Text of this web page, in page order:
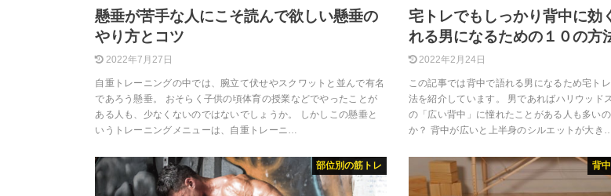
懸垂が苦手な人にこそ読んで欲しい懸垂の
やり方とコツ
2022年7月27日
自重トレーニングの中では、腕立て伏せやスクワットと並んで有名
であろう懸垂。 おそらく子供の頃体育の授業などでやったことが
ある人も、少なくないのではないでしょうか。 しかしこの懸垂と
いうトレーニングメニューは、自重トレーニ…
宅トレでもしっかり背中に効
れる男になるための１０の方
2022年2月24日
この記事では背中で語れる男になるため宅ト
法を紹介しています。 男であればハリウッド
の「広い背中」に憧れたことがある人も多い
か？ 背中が広いと上半身のシルエットが大き
部位別の筋トレ 背